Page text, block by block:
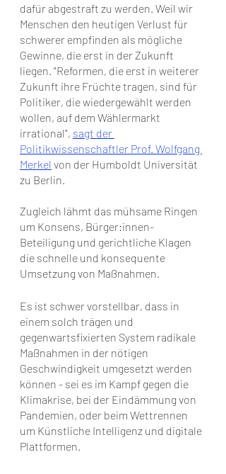
dafür abgestraft zu werden. Weil wir
Menschen den heutigen Verlust für
schwerer empfinden als mögliche
Gewinne, die erst in der Zukunft
liegen. "Reformen, die erst in weiterer
Zukunft ihre Früchte tragen, sind für
Politiker, die wiedergewählt werden
wollen, auf dem Wählermarkt
irrational", sagt der
Politikwissenschaftler Prof. Wolfgang
Merkel von der Humboldt Universität
zu Berlin.
Zugleich lähmt das mühsame Ringen
um Konsens, Bürger:innen-
Beteiligung und gerichtliche Klagen
die schnelle und konsequente
Umsetzung von Maßnahmen.
Es ist schwer vorstellbar, dass in
einem solch trägen und
gegenwartsfixierten System radikale
Maßnahmen in der nötigen
Geschwindigkeit umgesetzt werden
können - sei es im Kampf gegen die
Klimakrise, bei der Eindämmung von
Pandemien, oder beim Wettrennen
um Künstliche Intelligenz und digitale
Plattformen.